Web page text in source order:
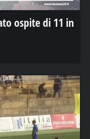
ospite di 11 in